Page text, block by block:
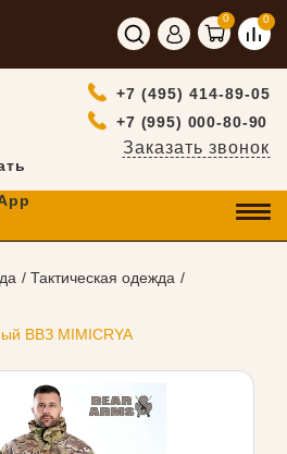
0 0
+7 (495) 414-89-05
+7 (995) 000-80-90
Заказать звонок
Тактическая одежда
ВВЗ MIMICRYA